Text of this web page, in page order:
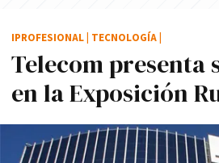
Telecom presenta
en la Exposición
IPROFESIONAL TECNOLOGÍA